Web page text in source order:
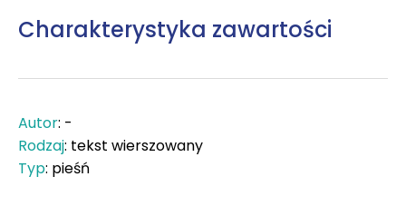
Charakterystyka zawartości
Autor: -
Rodzaj: tekst wierszowany
Typ: pieśń